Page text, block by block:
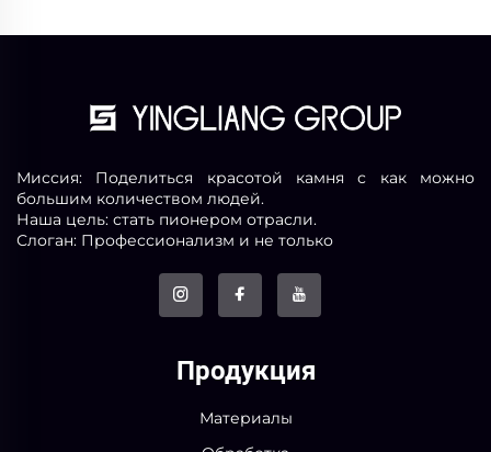
Миссия: Поделиться красотой камня с как можно
большим количеством людей.
Наша цель: стать пионером отрасли.
Слоган: Профессионализм и не только
Продукция
Материалы